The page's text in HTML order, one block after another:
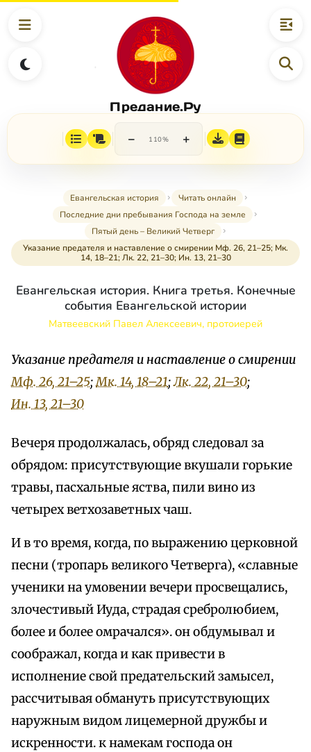
Предание.Ру
− 110% +
Евангельская история
Читать онлайн
Последние дни пребывания Господа на земле
Пятый день – Великий Четверг
Указание предателя и наставление о смирении Мф. 26, 21–25; Мк.
14, 18–21; Лк. 22, 21–30; Ин. 13, 21–30
Евангельская история. Книга третья. Конечные
события Евангельской истории
Матвеевский Павел Алексеевич, протоиерей
Указание предателя и наставление о смирении
Мф. 26, 21–25;Мк. 14, 18–21;Лк. 22, 21–30;
Ин. 13, 21–30
Вечеря продолжалась, обряд следовал за
обрядом: присутствующие вкушали горькие
травы, пасхальные яства, пили вино из
четырех ветхозаветных чаш.
И в то время, когда, по выражению церковной
песни (тропарь великого Четверга), «славные
ученики на умовении вечери просвещались,
злочестивый Иуда, страдая сребролюбием,
более и более омрачался». он обдумывал и
соображал, когда и как привести в
исполнение свой предательский замысел,
рассчитывая обмануть присутствующих
наружным видом лицемерной дружбы и
искренности. к намекам господа он